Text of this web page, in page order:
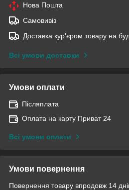
Нова Пошта
Самовивіз
Доставка кур'єром товару на
Всі умови доставки
Умови оплати
Післяплата
Оплата на карту Приват 24
Всі умови оплати
Умови повернення
Повернення товару впродовж 14